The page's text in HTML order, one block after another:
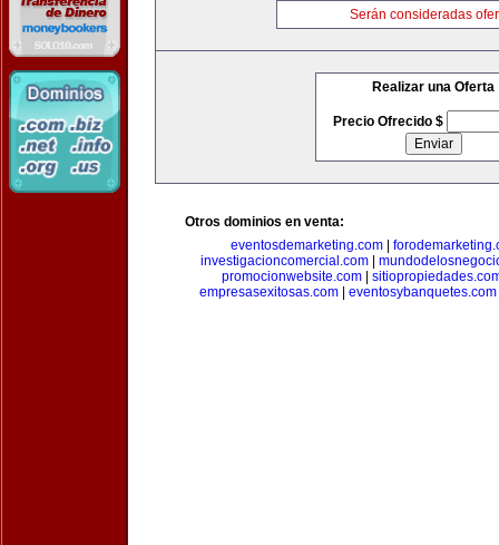
Serán consideradas
Realizar una Oferta
Precio Ofrecido $
Otros dominios en venta:
eventosdemarketing.com|
investigacioncomercial.com
promocionwebsite.com
empresasexitosas.com
eventosybanquetes.com